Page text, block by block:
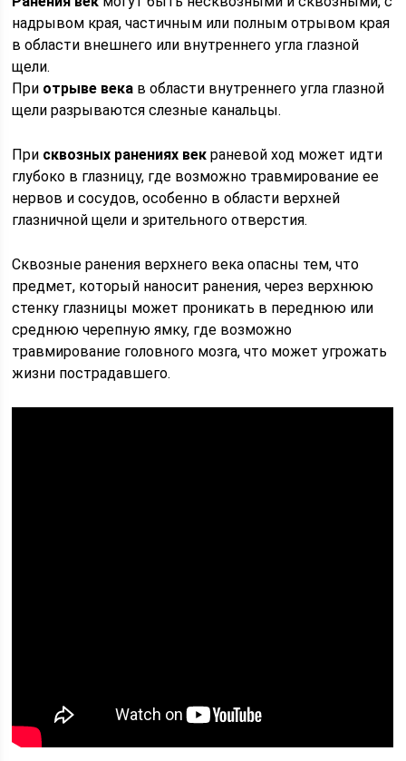
надрывом края, частичным или полным отрывом края
в области внешнего или внутреннего угла глазной
щели.
При отрыве века в области внутреннего угла глазной
щели разрываются слезные канальцы.
При сквозных ранениях век раневой ход может идти
глубоко в глазницу, где возможно травмирование ее
нервов и сосудов, особенно в области верхней
глазничной щели и зрительного отверстия.
Сквозные ранения верхнего века опасны тем, что
предмет, который наносит ранения, через верхнюю
стенку глазницы может проникать в переднюю или
среднюю черепную ямку, где возможно
травмирование головного мозга, что может угрожать
жизни пострадавшего.